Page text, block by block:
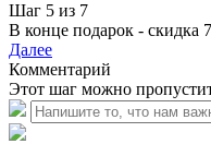
Шаг 5 из 7
В конце подарок - скидка
Далее
Комментарий
Этот шаг можно